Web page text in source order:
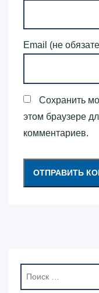
Email (не
Сохранить
этом браузере
комментариев.